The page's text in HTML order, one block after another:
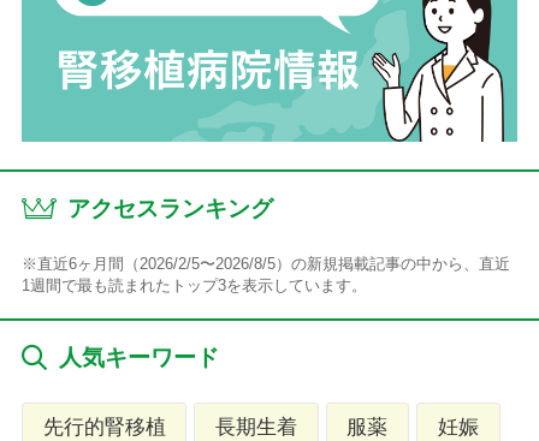
アクセスランキング
※直近6ヶ月間（2026/2/5〜2026/8/5）の新規掲載記事の中から、直近
1週間で最も読まれたトップ3を表示しています。
人気キーワード
先行的腎移植 長期生着 服薬 妊娠